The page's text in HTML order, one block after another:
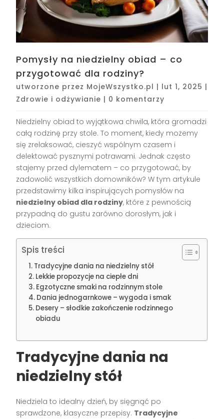
Pomysły na niedzielny obiad – co
przygotować dla rodziny?
utworzone przez MojeWszystko.pl | lut 1, 2025 |
Zdrowie i odżywianie | 0 komentarzy
Niedzielny obiad to wyjątkowa chwila, która gromadzi
całą rodzinę przy stole. To moment, kiedy możemy
się zrelaksować, cieszyć wspólnym czasem i
delektować pysznymi potrawami. Jednak często
stajemy przed dylematem – co przygotować, by
zadowolić wszystkich domowników? W tym artykule
przedstawimy kilka inspirujących pomysłów na
niedzielny obiad dla rodziny, które z pewnością
przypadną do gustu zarówno dorosłym, jak i
dzieciom.
Spis treści
Tradycyjne dania na niedzielny stół
Lekkie propozycje na ciepłe dni
Egzotyczne smaki na rodzinnym stole
Dania jednogarnkowe – wygoda i smak
Desery – słodkie zakończenie rodzinnego
obiadu
Tradycyjne dania na
niedzielny stół
Niedziela to idealny dzień, by sięgnąć po
sprawdzone, klasyczne przepisy. Tradycyjne